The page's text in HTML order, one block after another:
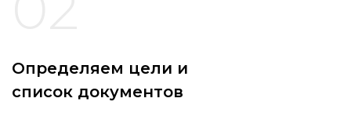
Определяем цели и
список документов